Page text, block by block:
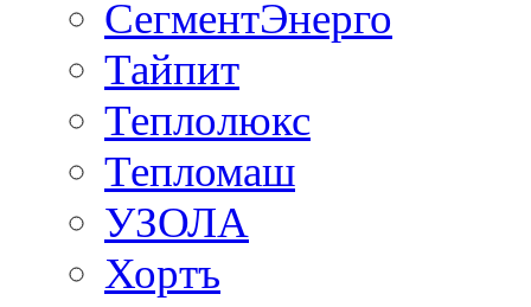
СегментЭнерго
Тайпит
Теплолюкс
Тепломаш
УЗОЛА
Хортъ